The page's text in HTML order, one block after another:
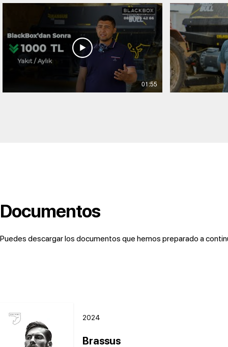
01:55
Documentos
Puedes descargar los documentos que hemos preparado a
2024
Brassus